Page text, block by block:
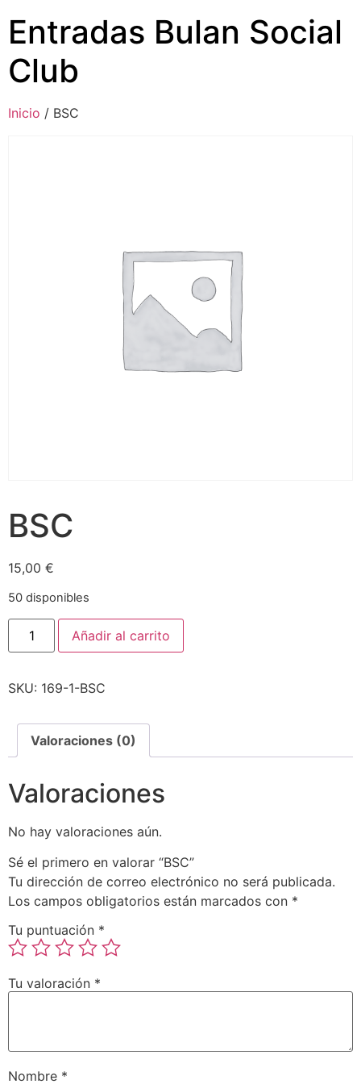
Entradas Bulan Social
Club
Inicio / BSC
BSC
15,00 €
50 disponibles
Añadir al carrito
SKU: 169-1-BSC
Valoraciones (0)
Valoraciones
No hay valoraciones aún.
Sé el primero en valorar “BSC”
Tu dirección de correo electrónico no será publicada.
Los campos obligatorios están marcados con *
Tu puntuación *
Tu valoración *
Nombre *